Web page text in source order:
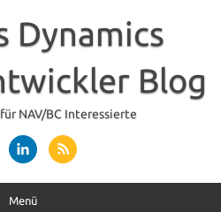
Dynamics
Blog
NAV/BC Interessierte
Menü